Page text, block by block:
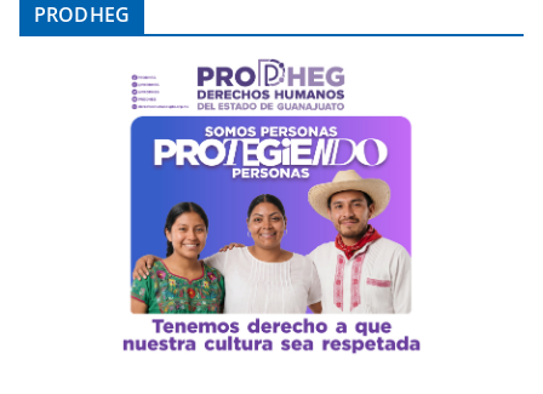
PRODHEG